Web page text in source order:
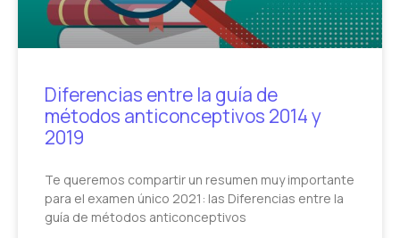
Diferencias entre la guía de
métodos anticonceptivos 2014 y
2019
Te queremos compartir un resumen muy importante
para el examen único 2021: las Diferencias entre la
guía de métodos anticonceptivos